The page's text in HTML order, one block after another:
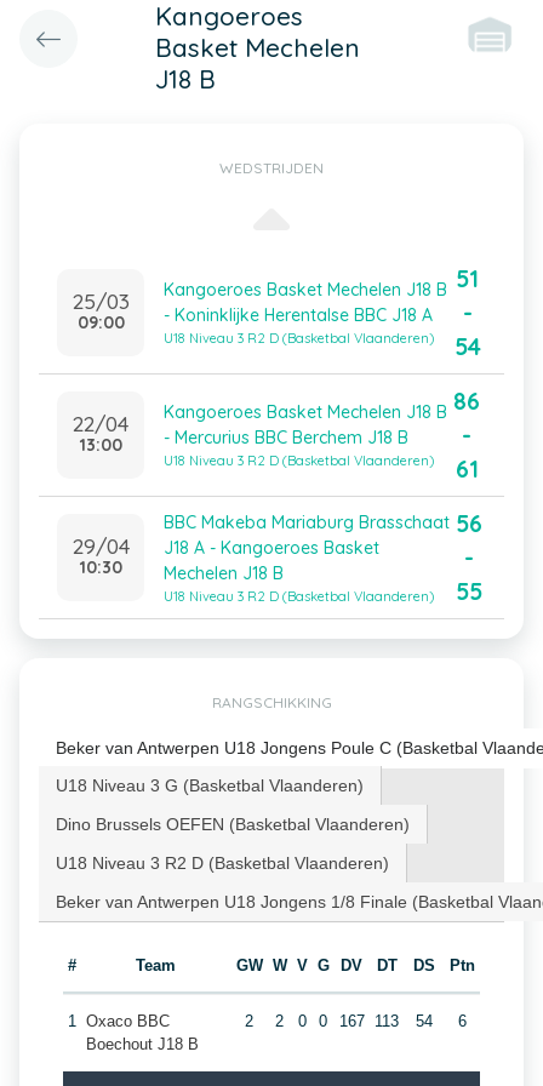
Kangoeroes
Basket Mechelen
J18 B
WEDSTRIJDEN
25/03
09:00
Kangoeroes Basket Mechelen J18 B
- Koninklijke Herentalse BBC J18 A
U18 Niveau 3 R2 D (Basketbal Vlaanderen)
51
-
54
22/04
13:00
Kangoeroes Basket Mechelen J18 B
- Mercurius BBC Berchem J18 B
U18 Niveau 3 R2 D (Basketbal Vlaanderen)
86
-
61
29/04
10:30
BBC Makeba Mariaburg Brasschaat
J18 A - Kangoeroes Basket
Mechelen J18 B
U18 Niveau 3 R2 D (Basketbal Vlaanderen)
56
-
55
RANGSCHIKKING
Beker van Antwerpen U18 Jongens Poule C (Basketbal
U18 Niveau 3 G (Basketbal Vlaanderen)
Dino Brussels OEFEN (Basketbal Vlaanderen)
U18 Niveau 3 R2 D (Basketbal Vlaanderen)
Beker van Antwerpen U18 Jongens 1/8 Finale (Basketbal
# Team GW W V G DV DT DS Ptn
1 Oxaco BBC
Boechout J18 B
2 2 0 0 167 113 54 6